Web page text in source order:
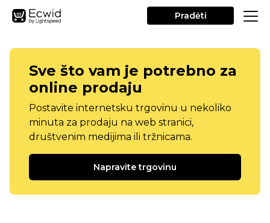
Pradėti
Sve što vam je potrebno za
online prodaju
Postavite internetsku trgovinu u nekoliko
minuta za prodaju na web stranici,
društvenim medijima ili tržnicama.
Napravite trgovinu